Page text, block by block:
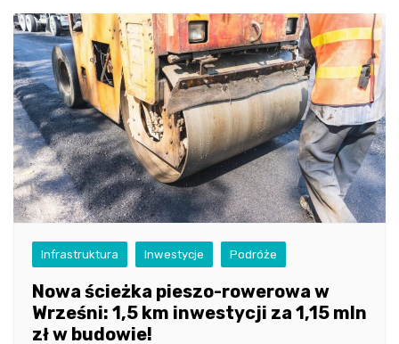
Infrastruktura Inwestycje Podróże
Nowa ścieżka pieszo-rowerowa w
Wrześni: 1,5 km inwestycji za 1,15 mln
zł w budowie!